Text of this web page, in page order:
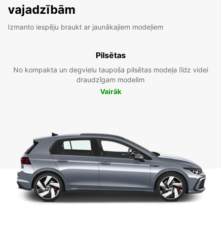
vajadzībām
Izmanto iespēju braukt ar jaunākajiem modeļiem
Pilsētas
No kompakta un degvielu taupoša pilsētas modeļa līdz videi
draudzīgam modelim
Vairāk